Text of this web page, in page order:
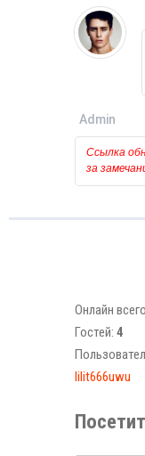
Admin
Ссылка
за
Онлайн
Гостей: 4
lilit666uwu